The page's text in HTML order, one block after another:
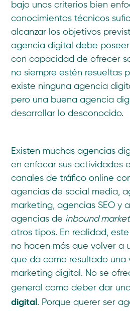
bajo unos criterios bien
conocimientos técnicos
alcanzar los objetivos
agencia digital debe
con capacidad de ofrecer
no siempre estén resueltas
existe ninguna agencia
pero una buena agencia
desarrollar lo desconocido.
Existen muchas agencias
en enfocar sus actividades
canales de tráfico online
agencias de social media,
marketing, agencias SEO y
agencias de inbound
otros tipos. En realidad,
no hacen más que volver a
que da como resultado una
marketing digital. No se
general como deber dar
digital. Porque querer ser